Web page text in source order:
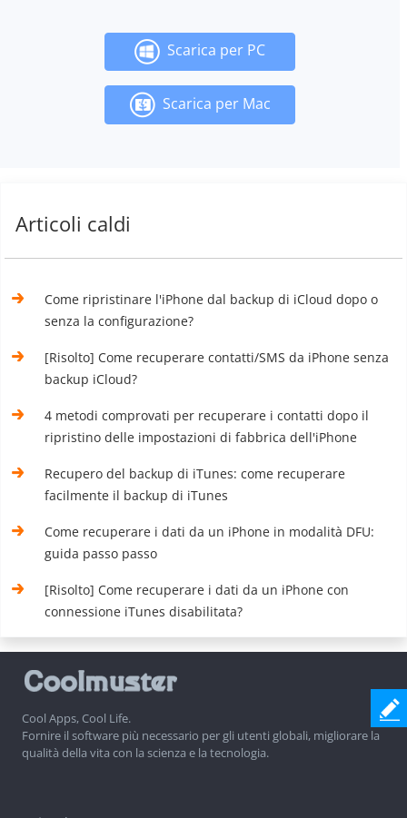
Scarica per PC
Scarica per Mac
Articoli caldi
Come ripristinare l'iPhone dal backup di iCloud dopo o
senza la configurazione?
[Risolto] Come recuperare contatti/SMS da iPhone senza
backup iCloud?
4 metodi comprovati per recuperare i contatti dopo il
ripristino delle impostazioni di fabbrica dell'iPhone
Recupero del backup di iTunes: come recuperare
facilmente il backup di iTunes
Come recuperare i dati da un iPhone in modalità DFU:
guida passo passo
[Risolto] Come recuperare i dati da un iPhone con
connessione iTunes disabilitata?
Cool Apps, Cool Life.
Fornire il software più necessario per gli utenti globali, migliorare la
qualità della vita con la scienza e la tecnologia.